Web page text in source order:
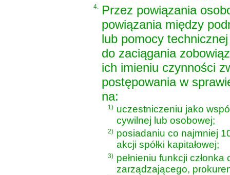
4.
Przez powiązania
powiązania między
lub pomocy
do zaciągania
ich imieniu czynności
postępowania w
na:
1) uczestniczeniu jako
cywilnej lub osobowej;
2) posiadaniu co najmniej
akcji spółki kapitałowej;
3) pełnieniu funkcji
zarządzającego,